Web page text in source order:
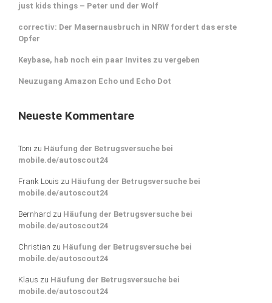
just kids things – Peter und der Wolf
correctiv: Der Masernausbruch in NRW fordert das erste
Opfer
Keybase, hab noch ein paar Invites zu vergeben
Neuzugang Amazon Echo und Echo Dot
Neueste Kommentare
Toni zu Häufung der Betrugsversuche bei
mobile.de/autoscout24
Frank Louis zu Häufung der Betrugsversuche bei
mobile.de/autoscout24
Bernhard zu Häufung der Betrugsversuche bei
mobile.de/autoscout24
Christian zu Häufung der Betrugsversuche bei
mobile.de/autoscout24
Klaus zu Häufung der Betrugsversuche bei
mobile.de/autoscout24